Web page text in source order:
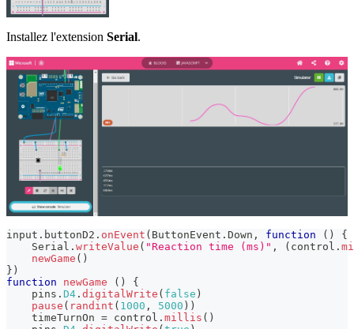
Installez l'extension Serial.
input . buttonD2 . onEvent ( ButtonEvent . Down , function ( )
{
Serial . writeValue ( "Reaction time (ms)" , ( control .
newGame ( )
} )
function
newGame ( )
{
    pins
. D4 . digitalWrite ( false )
pause ( randint ( 1000 , 5000 ) )
    timeTurnOn
= control . millis ( )